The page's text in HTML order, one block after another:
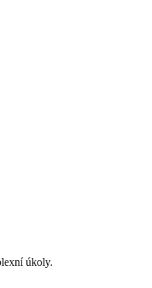
úkoly.